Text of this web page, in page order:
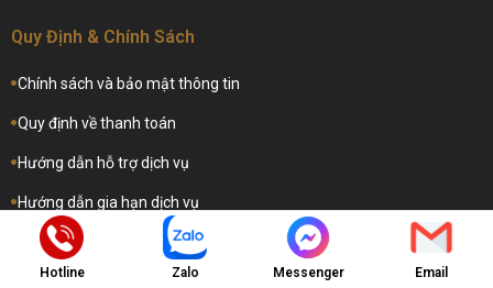
Quy Định & Chính Sách
Chính sách và bảo mật thông tin
Quy định về thanh toán
Hướng dẫn hỗ trợ dịch vụ
Hướng dẫn gia hạn dịch vụ
Hotline Zalo Messenger Email